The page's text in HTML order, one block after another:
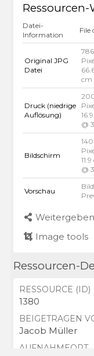
Datei-
Information
File
Original JPG
Datei
cm
Druck (niedrige
Auflösung)
@
Bildschirm
@
Vorschau
Weitergeben
Image tools
Ressourcen-
RESSOURCE (ID)
1380
BEIGETRAGEN
Jacob Müller
AUFNAHMEORT